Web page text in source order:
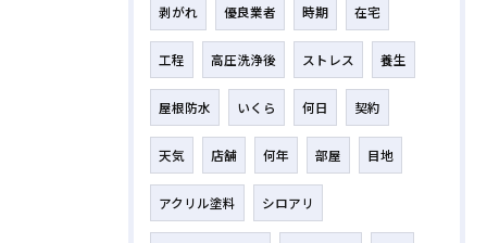
剥がれ 優良業者 時期 在宅
工程 高圧洗浄後 ストレス 養生
屋根防水 いくら 何日 契約
天気 店舗 何年 部屋 目地
アクリル塗料 シロアリ